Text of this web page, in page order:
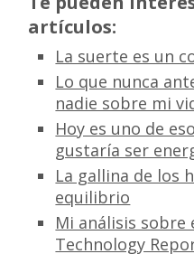
artículos:
La suerte es un
Lo que nunca
nadie sobre mi
Hoy es uno de
gustaría ser
La gallina de los
equilibrio
Mi análisis
Technology